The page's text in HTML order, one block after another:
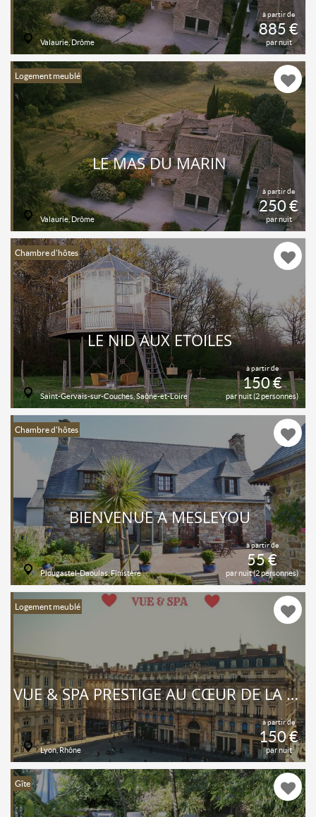
à partir de
885 €
par nuit
Valaurie, Drôme
Logement meublé
à partir de
250 €
par nuit
LE MAS DU MARIN
Valaurie, Drôme
Chambre d'hôtes
à partir de
150 €
par nuit (2 personnes)
LE NID AUX ETOILES
Saint-Gervais-sur-Couches, Saône-et-Loire
Chambre d'hôtes
à partir de
55 €
par nuit (2 personnes)
BIENVENUE À MESLEYOU
Plougastel-Daoulas, Finistère
Logement meublé
à partir de
150 €
par nuit
VUE & SPA PRESTIGE AU CŒUR DE LA PLACE
Lyon, Rhône
Gîte